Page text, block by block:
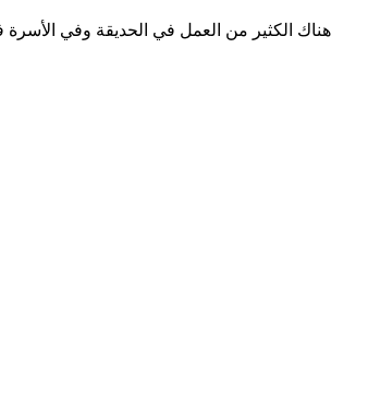
هناك الكثير من العمل في الحديقة وفي